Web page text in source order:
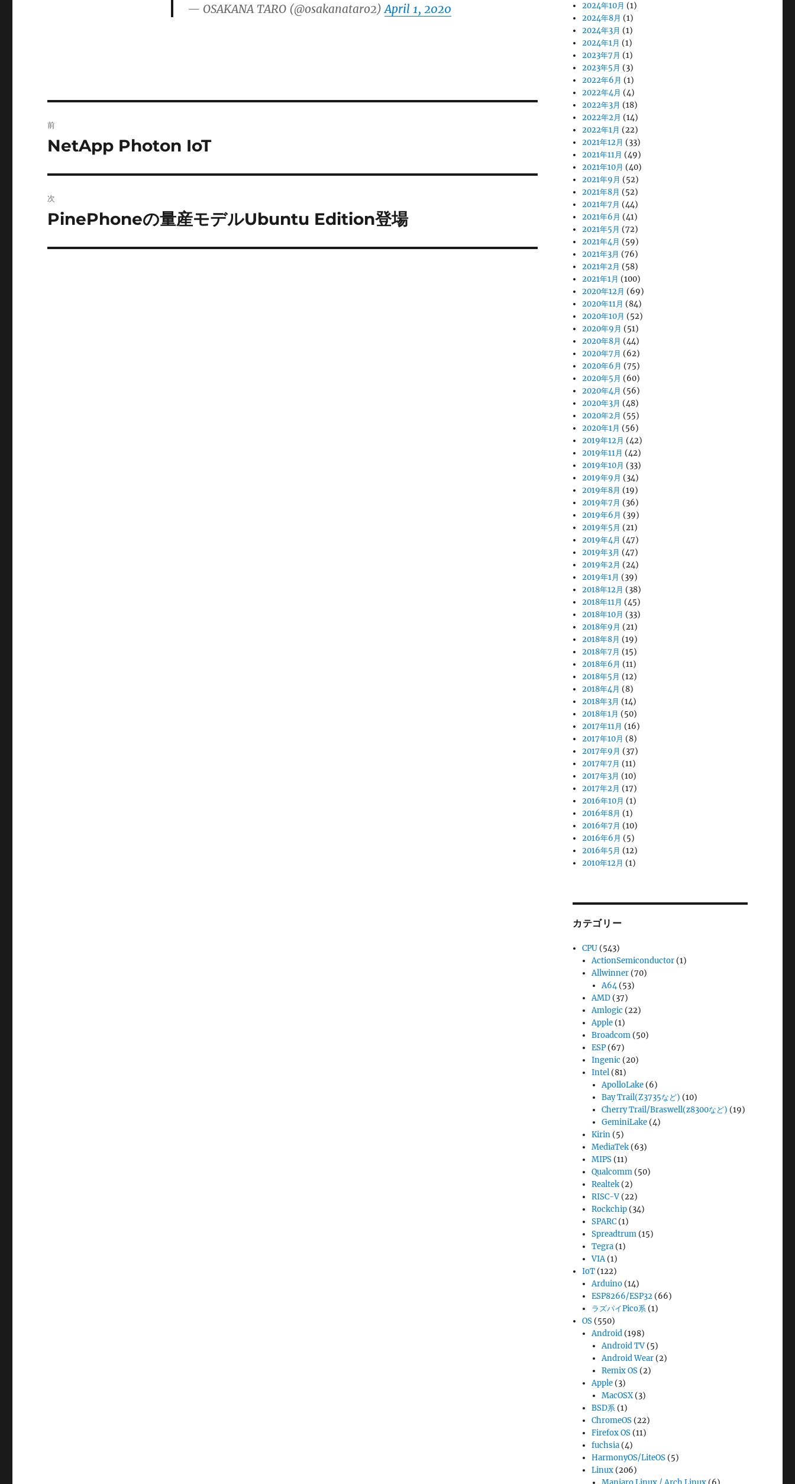
— OSAKANA TARO (@osakanataro2)April 1, 2020
稿
ゲ
前
前
投
稿:
NetApp Photon IoT
次
次
投
PinePhoneの量産モデルUbuntu Edition登場
2024年10月 (1)
2024年8月 (1)
2024年3月 (1)
2024年1月 (1)
2023年7月 (1)
2023年5月 (3)
2022年6月 (1)
2022年4月 (4)
2022年3月 (18)
2022年2月 (14)
2022年1月 (22)
2021年12月 (33)
2021年11月 (49)
2021年10月 (40)
2021年9月 (52)
2021年8月 (52)
2021年7月 (44)
2021年6月 (41)
2021年5月 (72)
2021年4月 (59)
2021年3月 (76)
2021年2月 (58)
2021年1月 (100)
2020年12月 (69)
2020年11月 (84)
2020年10月 (52)
2020年9月 (51)
2020年8月 (44)
2020年7月 (62)
2020年6月 (75)
2020年5月 (60)
2020年4月 (56)
2020年3月 (48)
2020年2月 (55)
2020年1月 (56)
2019年12月 (42)
2019年11月 (42)
2019年10月 (33)
2019年9月 (34)
2019年8月 (19)
2019年7月 (36)
2019年6月 (39)
2019年5月 (21)
2019年4月 (47)
2019年3月 (47)
2019年2月 (24)
2019年1月 (39)
2018年12月 (38)
2018年11月 (45)
2018年10月 (33)
2018年9月 (21)
2018年8月 (19)
2018年7月 (15)
2018年6月 (11)
2018年5月 (12)
2018年4月 (8)
2018年3月 (14)
2018年1月 (50)
2017年11月 (16)
2017年10月 (8)
2017年9月 (37)
2017年7月 (11)
2017年3月 (10)
2017年2月 (17)
2016年10月 (1)
2016年8月 (1)
2016年7月 (10)
2016年6月 (5)
2016年5月 (12)
2010年12月 (1)
カテゴリー
CPU (543)
ActionSemiconductor (1)
Allwinner (70)
A64(53)
AMD (37)
Amlogic (22)
Apple (1)
Broadcom (50)
ESP (67)
Ingenic (20)
Intel (81)
ApolloLake(6)
Bay Trail(Z3735など) (10)
Cherry Trail/Braswell(z8300など) (19)
GeminiLake(4)
Kirin (5)
MediaTek (63)
MIPS (11)
Qualcomm (50)
Realtek (2)
RISC-V (22)
Rockchip (34)
SPARC (1)
Spreadtrum (15)
Tegra (1)
VIA(1)
IoT (122)
Arduino (14)
ESP8266/ESP32 (66)
ラズパイPico系 (1)
OS (550)
Android (198)
Android TV(5)
Android Wear(2)
Remix OS(2)
Apple (3)
MacOSX(3)
BSD系 (1)
ChromeOS (22)
Firefox OS (11)
fuchsia (4)
HarmonyOS/LiteOS (5)
Linux (206)